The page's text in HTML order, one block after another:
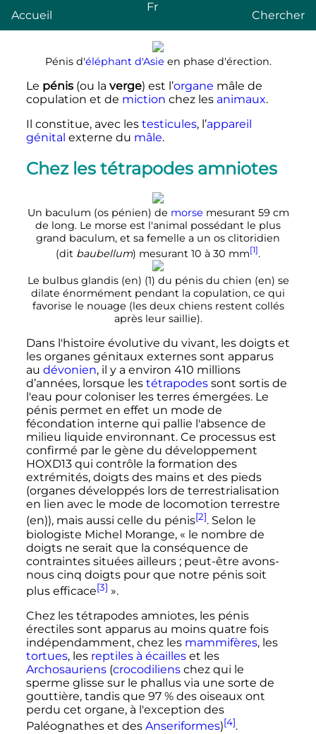
Accueil
Fr
Chercher
Pénis d'éléphant d'Asie en phase d'érection.
Le pénis(ou la verge) est l’organe mâle de
copulation et de miction chez les animaux.
Il constitue, avec les testicules, l’appareil
génital externe du mâle.
Chez les tétrapodes amniotes
Un baculum (os pénien) de morse mesurant 59 cm
de long. Le morse est l'animal possédant le plus
grand baculum, et sa femelle a un os clitoridien
(dit baubellum) mesurant 10 à 30 mm[1].
Le bulbus glandis (en) (1) du pénis du chien (en) se
dilate énormément pendant la copulation, ce qui
favorise le nouage (les deux chiens restent collés
après leur saillie).
Dans l'histoire évolutive du vivant, les doigts et
les organes génitaux externes sont apparus
au dévonien, il y a environ 410 millions
d’années, lorsque les tétrapodessont sortis de
l'eau pour coloniser les terres émergées. Le
pénis permet en effet un mode de
fécondation interne qui pallie l'absence de
milieu liquide environnant. Ce processus est
confirmé par le gène du développement
HOXD13 qui contrôle la formation des
extrémités, doigts des mains et des pieds
(organes développés lors de terrestrialisation
en lien avec le mode de locomotion terrestre
(en)), mais aussi celle du pénis[2]. Selon le
biologiste Michel Morange, « le nombre de
doigts ne serait que la conséquence de
contraintes situées ailleurs ; peut-être avons-
nous cinq doigts pour que notre pénis soit
plus efficace[3] ».
Chez les tétrapodes amniotes, les pénis
érectiles sont apparus au moins quatre fois
indépendamment, chez les mammifères, les
tortues, les reptiles à écailleset les
Archosauriens(crocodilienschez qui le
sperme glisse sur le phallus via une sorte de
gouttière, tandis que 97 % des oiseaux ont
perdu cet organe, à l'exception des
Paléognathes et des Anseriformes)[4].